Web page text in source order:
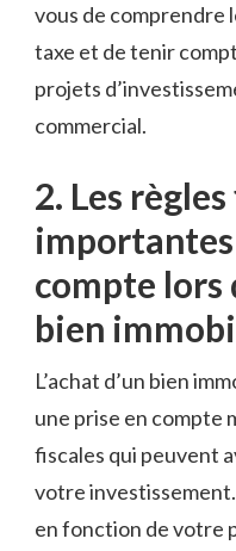
vous de comprendre​
taxe et ​de tenir
projets
commercial.
2. Les
compte lors‌
bien
L’achat ‍d’un bien
une prise en ⁢compte
fiscales qui peuvent⁢
votre
en fonction de votre